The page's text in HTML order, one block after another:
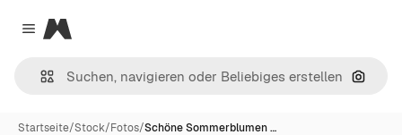
Close menu
Magnific
Nach
Startseite/Stock/Fotos/Schöne Sommerblumen …